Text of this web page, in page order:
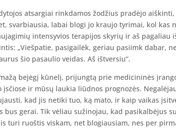
atsargiai rinkdamos žodžius pradėjo
svarbiausia, labai blogi jo kraujo tyrimai, kol kas
intensyvios terapijos skyrių ir aš pagaliau
„Viešpatie, pasigailėk, geriau pasiimk dabar,
šio pasaulio veidas. Aš ištversiu“.
bejėgį kūnelį, prijungtą prie medicininės
įsčiose ir mūsų laukia liūdnos prognozės.
kad jis netiki tuo, ką mato, ir kaip vaikas
bus gerai. Tik vėliau sužinojau, kad pasikalbėjus
turi ruoštis viskam, net blogiausiam, nes per